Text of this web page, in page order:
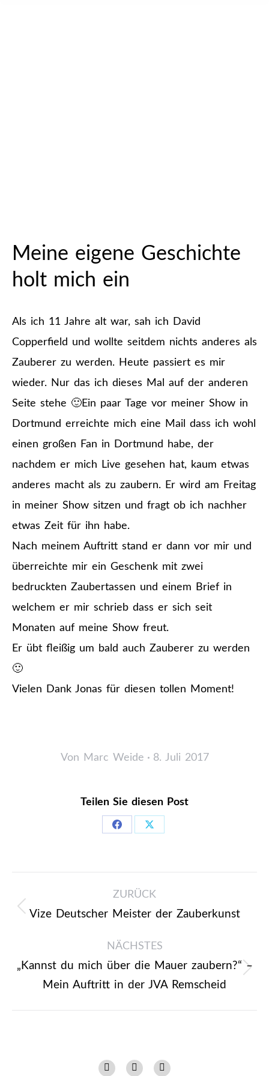
Meine eigene Geschichte
holt mich ein
Als ich 11 Jahre alt war, sah ich David
Copperfield und wollte seitdem nichts anderes als
Zauberer zu werden. Heute passiert es mir
wieder. Nur das ich dieses Mal auf der anderen
Seite stehe 🙂Ein paar Tage vor meiner Show in
Dortmund erreichte mich eine Mail dass ich wohl
einen großen Fan in Dortmund habe, der
nachdem er mich Live gesehen hat, kaum etwas
anderes macht als zu zaubern. Er wird am Freitag
in meiner Show sitzen und fragt ob ich nachher
etwas Zeit für ihn habe.
Nach meinem Auftritt stand er dann vor mir und
überreichte mir ein Geschenk mit zwei
bedruckten Zaubertassen und einem Brief in
welchem er mir schrieb dass er sich seit
Monaten auf meine Show freut.
Er übt fleißig um bald auch Zauberer zu werden
🙂
Vielen Dank Jonas für diesen tollen Moment!
Von Marc Weide 8. Juli 2017
Teilen Sie diesen Post
Share
Share
Kommentarnavigation
ZURÜCK
Vorheriger
Vize Deutscher Meister der Zauberkunst
NÄCHSTES
„Kannst du mich über die Mauer zaubern?“ –
Mein Auftritt in der JVA Remscheid
InstagramFacebookYouTube